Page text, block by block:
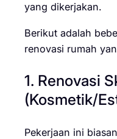
yang dikerjakan.
Berikut adalah
renovasi rumah
1. Renovasi
(Kosmetik/
Pekerjaan ini